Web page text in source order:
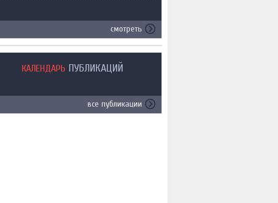
смотреть
КАЛЕНДАРЬ ПУБЛИКАЦИЙ
все публикации